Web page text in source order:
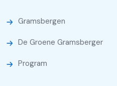
Gramsbergen
De Groene Gramsberger
Program